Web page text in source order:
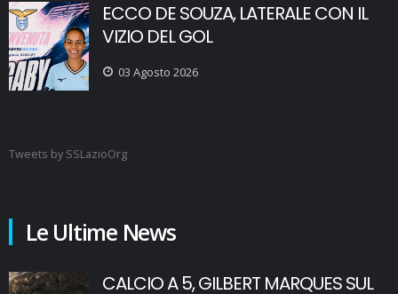
ECCO DE SOUZA, LATERALE CON IL
VIZIO DEL GOL
03 Agosto 2026
Tweets by SSLazioOrg
Le Ultime News
CALCIO A 5, GILBERT MARQUES SUL